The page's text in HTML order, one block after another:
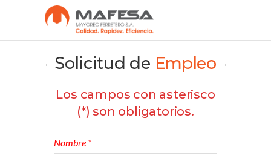
Solicitud de Empleo
Los campos con asterisco
(*) son obligatorios.